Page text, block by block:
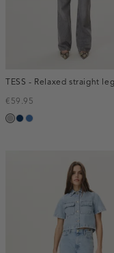
TESS - Relaxed straight
€59.95
grijs,
blauw,
blauw,